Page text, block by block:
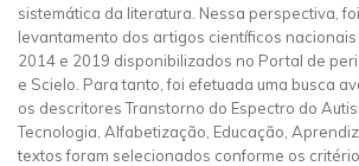
sistemática da literatura. Nessa perspectiva,
levantamento dos artigos científicos
2014 e 2019 disponibilizados no Portal de
e Scielo. Para tanto, foi efetuada uma busca
os descritores Transtorno do Espectro do
Tecnologia, Alfabetização, Educação,
textos foram selecionados conforme os